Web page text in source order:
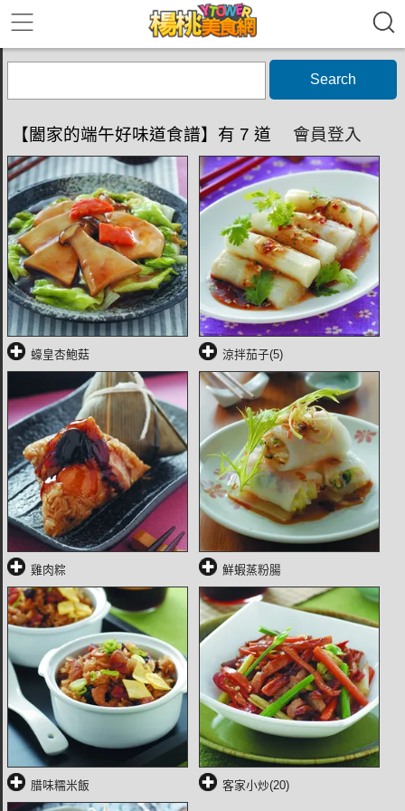
Search
【闔家的端午好味道食譜】有 7 道 會員登入
蠔皇杏鮑菇 涼拌茄子(5)
雞肉粽 鮮蝦蒸粉腸
腊味糯米飯 客家小炒(20)